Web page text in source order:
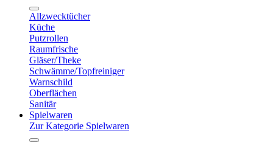
Allzwecktücher
Küche
Putzrollen
Raumfrische
Gläser/Theke
Schwämme/Topfreiniger
Warnschild
Oberflächen
Sanitär
Spielwaren
Zur Kategorie Spielwaren